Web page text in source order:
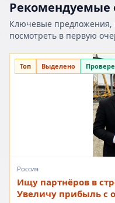
Рекомендуемые
Ключевые предложения,
посмотреть в первую
Топ Выделено
Россия
Ищу партнёров в
Увеличу прибыль с